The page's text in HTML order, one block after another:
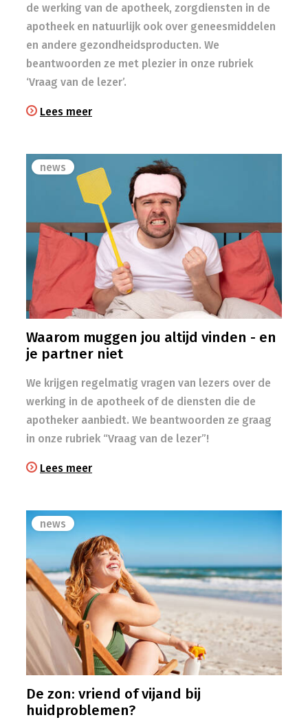
de werking van de apotheek, zorgdiensten in de
apotheek en natuurlijk ook over geneesmiddelen
en andere gezondheidsproducten. We
beantwoorden ze met plezier in onze rubriek
‘Vraag van de lezer’.
Lees meer
news
Waarom muggen jou altijd vinden - en
je partner niet
We krijgen regelmatig vragen van lezers over de
werking in de apotheek of de diensten die de
apotheker aanbiedt. We beantwoorden ze graag
in onze rubriek “Vraag van de lezer”!
Lees meer
news
De zon: vriend of vijand bij
huidproblemen?